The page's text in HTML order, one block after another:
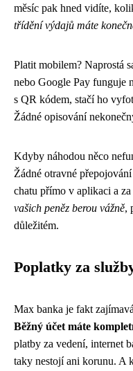
měsíc pak hned vidíte,
třídění výdajů máte
Platit mobilem? Naprostá
nebo Google Pay funguje
s QR kódem, stačí ho
Žádné opisování
Kdyby náhodou něco
Žádné otravné
chatu přímo v aplikaci a
vašich peněz berou vážně,
důležitém.
Poplatky za
Max banka je fakt
Běžný účet máte
platby za vedení, internet
taky nestojí ani korunu. A